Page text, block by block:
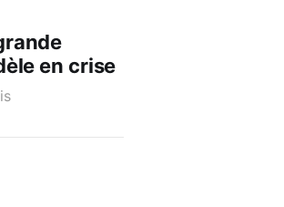
en crise